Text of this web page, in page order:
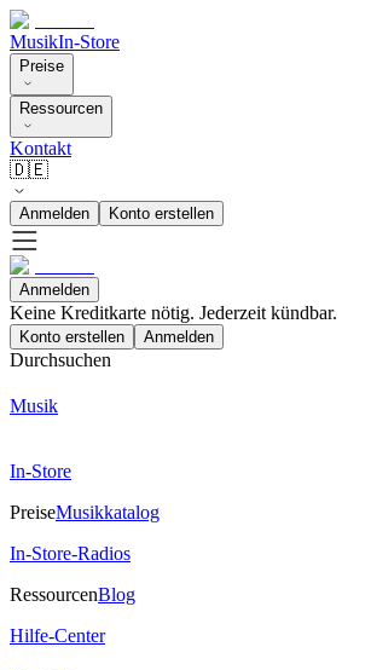
MusikIn-Store
Preise
Ressourcen
Kontakt
🇩🇪
Anmelden Konto erstellen
Anmelden
Keine Kreditkarte nötig. Jederzeit kündbar.
Konto erstellen Anmelden
Durchsuchen
Musik
In-Store
PreiseMusikkatalog
In-Store-Radios
RessourcenBlog
Hilfe-Center